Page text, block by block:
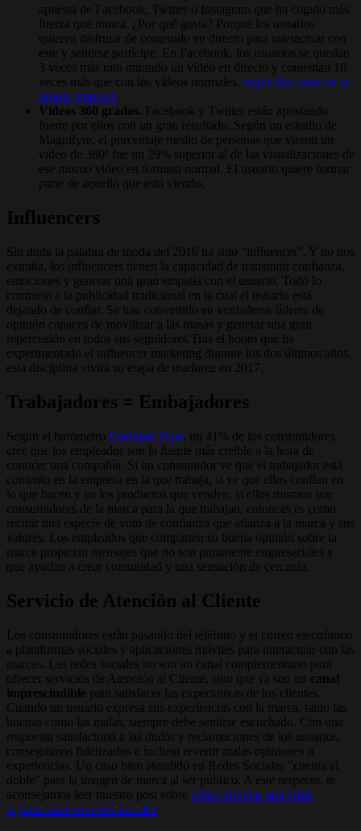
apuesta de Facebook, Twitter o Instagram que ha cogido más
fuerza que nunca. ¿Por qué gusta? Porque los usuarios
quieren disfrutar de contenido en directo para interactuar con
este y sentirse partícipe. En Facebook, los usuarios se quedan
3 veces más rato mirando un vídeo en directo y comentan 10
veces más que con los vídeos normales, según los datos de la
propia empresa
Vídeos 360 grados. Facebook y Twitter están apostando
fuerte por ellos con un gran resultado. Según un estudio de
Magnifyre, el porcentaje medio de personas que vieron un
video de 360º fue un 29% superior al de las visualizaciones de
ese mismo video en formato normal. El usuario quiere formar
parte de aquello que está viendo.
Influencers
Sin duda la palabra de moda del 2016 ha sido “influencer”. Y no nos
extraña, los influencers tienen la capacidad de transmitir confianza,
emociones y generar una gran empatía con el usuario. Todo lo
contrario a la publicidad tradicional en la cual el usuario está
dejando de confiar. Se han convertido en verdaderos líderes de
opinión capaces de movilizar a las masas y generar una gran
repercusión en todos sus seguidores.Tras el boom que ha
experimentado el influencer marketing durante los dos últimos años,
esta disciplina vivirá su etapa de madurez en 2017.
Trabajadores = Embajadores
Según el barómetro Edelman Trust , un 41% de los consumidores
cree que los empleados son la fuente más creíble a la hora de
conocer una compañía. Si un consumidor ve que el trabajador está
contento en la empresa en la que trabaja, si ve que ellos confían en
lo que hacen y en los productos que venden, si ellos mismos son
consumidores de la marca para la que trabajan, entonces es como
recibir una especie de voto de confianza que afianza a la marca y sus
valores. Los empleados que comparten su buena opinión sobre la
marca propician mensajes que no son puramente empresariales y
que ayudan a crear comunidad y una sensación de cercanía.
Servicio de Atención al Cliente
Los consumidores están pasando del teléfono y el correo electrónico
a plataformas sociales y aplicaciones móviles para interactuar con las
marcas. Las redes sociales no son un canal complementario para
ofrecer servicios de Atención al Cliente, sino que ya son un canal
imprescindible para satisfacer las expectativas de los clientes.
Cuando un usuario expresa sus experiencias con la marca, tanto las
buenas como las malas, siempre debe sentirse escuchado. Con una
respuesta satisfactoria a las dudas y reclamaciones de los usuarios,
conseguimos fidelizarlos e incluso revertir malas opiniones o
experiencias. Un caso bien atendido en Redes Sociales "cuenta el
doble" para la imagen de marca al ser público. A este respecto, te
aconsejamos leer nuestro post sobre cómo afrontar una crisis
reputacional en redes sociales